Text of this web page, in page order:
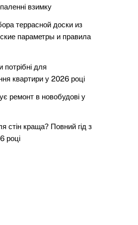
взимку
террасной доски из
параметры и правила
потрібні для
квартири у 2026 році
ремонт в новобудові у
стін краща? Повний гід з
році